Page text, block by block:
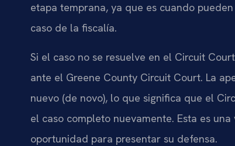
etapa temprana, ya que es cuando
caso de la fiscalía.
Si el caso no se resuelve en el Circuit Court
ante el Greene County Circuit Court. La
nuevo (de novo), lo que significa que el
el caso completo nuevamente. Esta es
oportunidad para presentar su defensa.